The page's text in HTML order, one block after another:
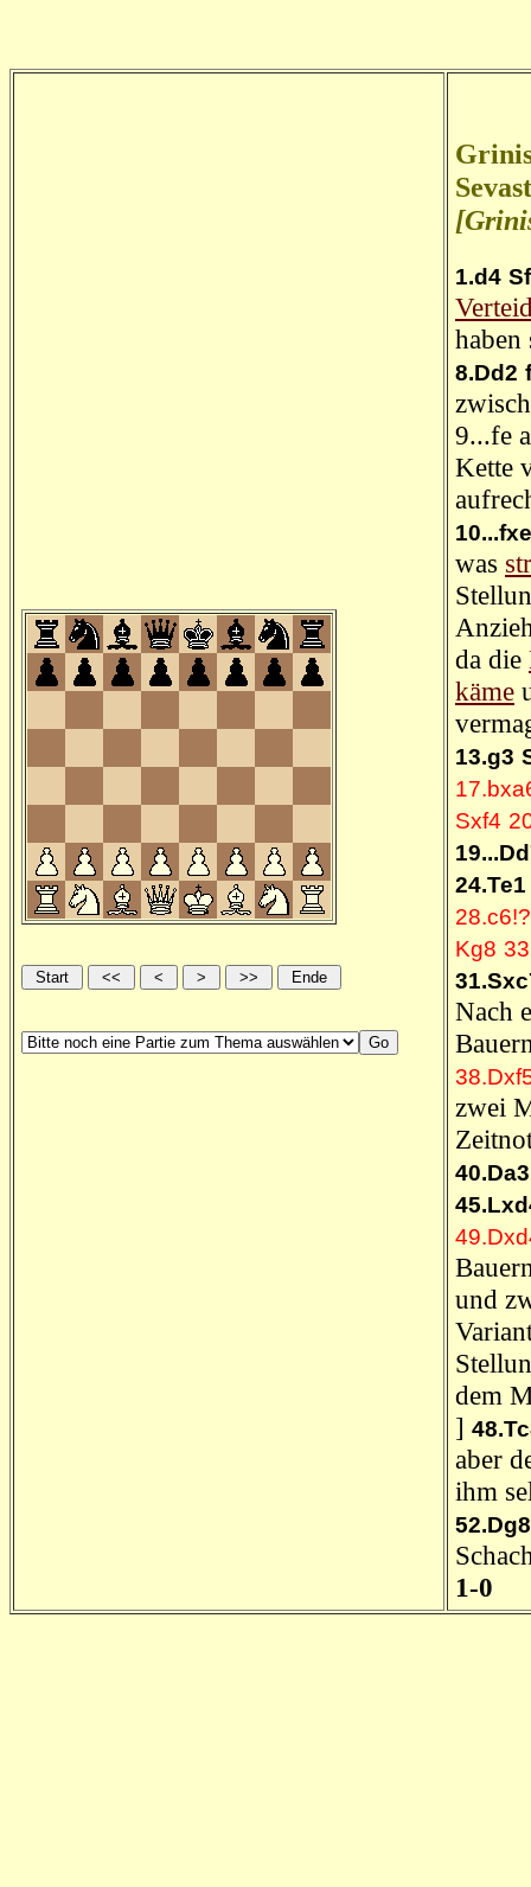
1.d4
8.Dd2
9...fe
Kette
was
da die
käme
13.g3
Sxf4
24.Te1
28.c6!?
Kg8
Nach
zwei
40.Da3
und
dem
]
aber
ihm
1-0